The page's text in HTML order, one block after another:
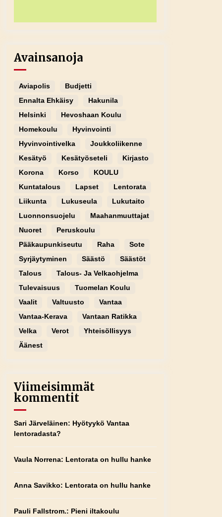
Avainsanoja
Aviapolis
Budjetti
Ennalta Ehkäisy
Hakunila
Helsinki
Hevoshaan Koulu
Homekoulu
Hyvinvointi
Hyvinvointivelka
Joukkoliikenne
Kesätyö
Kesätyöseteli
Kirjasto
Korona
Korso
KOULU
Kuntatalous
Lapset
Lentorata
Liikunta
Lukuseula
Lukutaito
Luonnonsuojelu
Maahanmuuttajat
Nuoret
Peruskoulu
Pääkaupunkiseutu
Raha
Sote
Syrjäytyminen
Säästö
Säästöt
Talous
Talous- Ja Velkaohjelma
Tulevaisuus
Tuomelan Koulu
Vaalit
Valtuusto
Vantaa
Vantaa-Kerava
Vantaan Ratikka
Velka
Verot
Yhteisöllisyys
Äänest
Viimeisimmät
kommentit
Sari Järveläinen: Hyötyykö Vantaa
lentoradasta?
Vaula Norrena: Lentorata on hullu hanke
Anna Savikko: Lentorata on hullu hanke
Pauli Fallstrom.: Pieni iltakoulu